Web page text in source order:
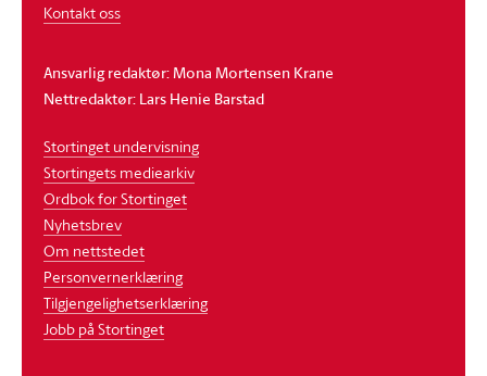
Kontakt oss
Ansvarlig redaktør: Mona Mortensen Krane
Nettredaktør: Lars Henie Barstad
Stortinget undervisning
Stortingets mediearkiv
Ordbok for Stortinget
Nyhetsbrev
Om nettstedet
Personvernerklæring
Tilgjengelighetserklæring
Jobb på Stortinget